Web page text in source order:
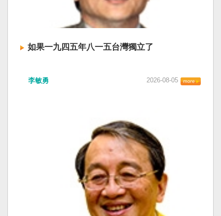
如果一九四五年八一五台灣獨立了
李敏勇 2026-08-05